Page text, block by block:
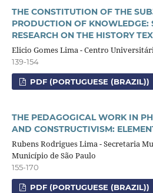
THE CONSTITUTION OF THE
PRODUCTION OF KNOWLEDGE:
RESEARCH ON THE HISTORY
Elicio Gomes Lima - Centro
139-154
PDF (PORTUGUESE (BRAZIL))
THE PEDAGOGICAL WORK IN
AND CONSTRUCTIVISM:
Rubens Rodrigues Lima - Secretaria
Município de São Paulo
155-170
PDF (PORTUGUESE (BRAZIL))